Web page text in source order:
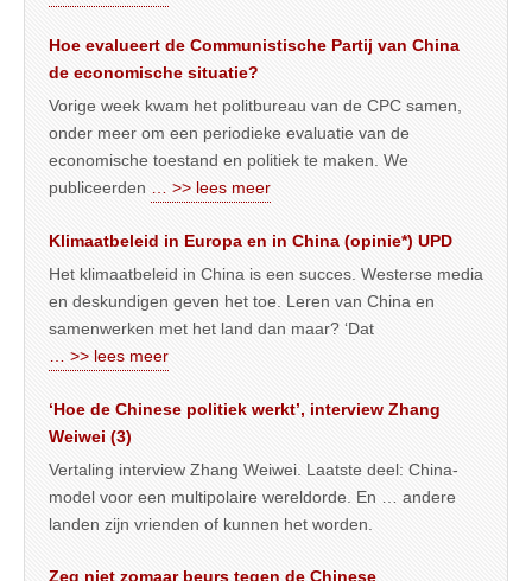
Hoe evalueert de Communistische Partij van China
de economische situatie?
Vorige week kwam het politbureau van de CPC samen,
onder meer om een periodieke evaluatie van de
economische toestand en politiek te maken. We
publiceerden
… >> lees meer
Klimaatbeleid in Europa en in China (opinie*) UPD
Het klimaatbeleid in China is een succes. Westerse media
en deskundigen geven het toe. Leren van China en
samenwerken met het land dan maar? ‘Dat
… >> lees meer
‘Hoe de Chinese politiek werkt’, interview Zhang
Weiwei (3)
Vertaling interview Zhang Weiwei. Laatste deel: China-
model voor een multipolaire wereldorde. En … andere
landen zijn vrienden of kunnen het worden.
Zeg niet zomaar beurs tegen de Chinese